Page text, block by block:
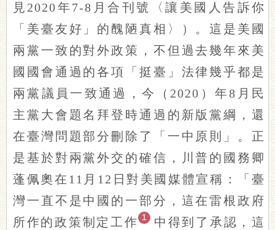
見2020年7-8月合刊號〈讓美國人告訴你
「美臺友好」的醜陋真相〉）。這是美國
兩黨一致的對外政策，不但過去幾年來美
國國會通過的各項「挺臺」法律幾乎都是
兩黨議員一致通過，今（2020）年8月民
主黨大會題名拜登時通過的新版黨綱，還
在臺灣問題部分刪除了「一中原則」。正
是基於對兩黨外交的確信，川普的國務卿
蓬佩奧在11月12日對美國媒體宣稱：「臺
灣一直不是中國的一部分，這在雷根政府
所作的政策制定工作 1
中得到了承認，這